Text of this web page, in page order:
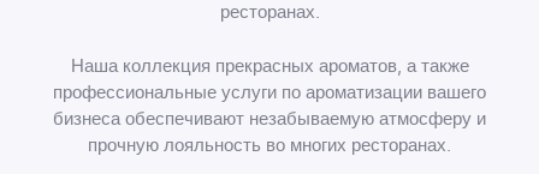
ресторанах.
Наша коллекция прекрасных ароматов, а также
профессиональные услуги по ароматизации вашего
бизнеса обеспечивают незабываемую атмосферу и
прочную лояльность во многих ресторанах.